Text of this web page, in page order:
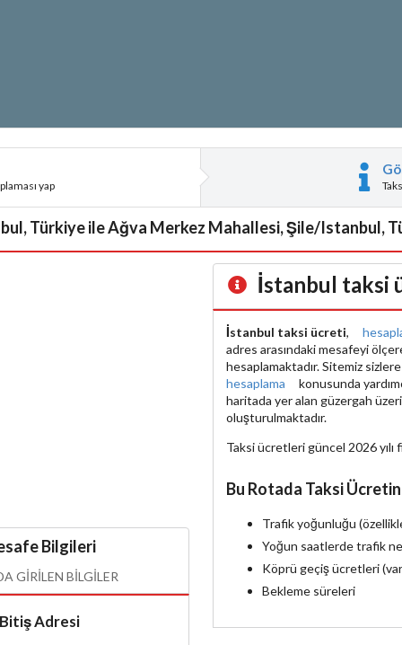
yap
Türkiye ile Ağva Merkez Mahallesi, Şile/Istanbul,
Bilgileri
GIRILEN BILGILER
Bitiş Adresi
İstanbul taksi
İstanbul taksi ücreti,
adres arasındaki mesafeyi
hesaplamaktadır. Sitemiz
hesaplama
konusunda
haritada yer alan güzergah
oluşturulmaktadır.
Taksi ücretleri güncel 2026 yılı
Bu Rotada Taksi
Trafik yoğunluğu
Yoğun saatlerde trafik
Köprü geçiş ücretleri
Bekleme süreleri